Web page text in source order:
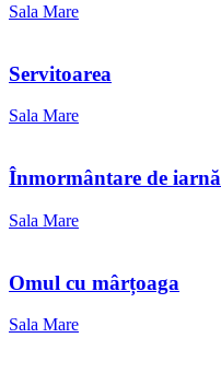
Sala Mare
Servitoarea
Sala Mare
Înmormântare de iarnă
Sala Mare
Omul cu mârțoaga
Sala Mare